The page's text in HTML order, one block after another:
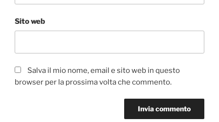
Sito web
Salva il mio nome, email e sito web in questo
browser per la prossima volta che commento.